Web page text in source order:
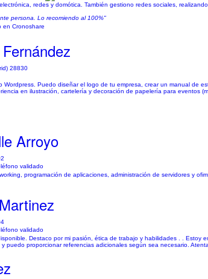
redes y domótica. También gestiono redes sociales,
persona. Lo recomiendo al 100%"
en Cronoshare
28830
Puedo diseñar el logo de tu empresa, crear un manual de
en ilustración, cartelería y decoración de papelería para eventos
Arroyo
validado
programación de aplicaciones, administración de servidores y
validado
Destaco por mi pasión, ética de trabajo y habilidades . .
proporcionar referencias adicionales según sea necesario.